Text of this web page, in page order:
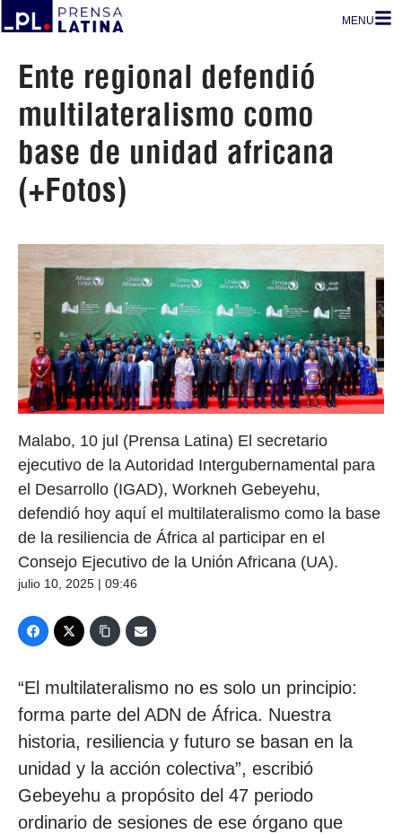
MENU
Ente regional defendió
multilateralismo como
base de unidad africana
(+Fotos)
Malabo, 10 jul (Prensa Latina) El secretario
ejecutivo de la Autoridad Intergubernamental para
el Desarrollo (IGAD), Workneh Gebeyehu,
defendió hoy aquí el multilateralismo como la base
de la resiliencia de África al participar en el
Consejo Ejecutivo de la Unión Africana (UA).
julio 10, 2025 | 09:46
“El multilateralismo no es solo un principio:
forma parte del ADN de África. Nuestra
historia, resiliencia y futuro se basan en la
unidad y la acción colectiva”, escribió
Gebeyehu a propósito del 47 periodo
ordinario de sesiones de ese órgano que